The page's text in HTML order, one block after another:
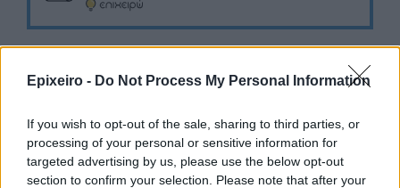
Epixeiro - Do Not Process My Personal Information
If you wish to opt-out of the sale, sharing to third parties, or
processing of your personal or sensitive information for
targeted advertising by us, please use the below opt-out
section to confirm your selection. Please note that after your
... σχόλια| Κάνε click για να σχολιάσεις